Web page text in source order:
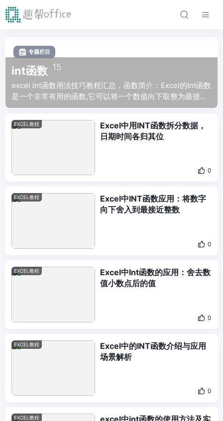
专题栏目
int函数 15
excel int函数用法技巧教程汇总，函数简介：Excel的Int函数
是一个非常有用的函数,它可以将一个数值向下取整为最接近
的整数。语法：INT(number)，Number需要进行向下舍入取
整的实数。
EXCEL教程
Excel中用INT函数拆分数据，
日期时间各归其位
0
EXCEL教程
Excel中INT函数应用：将数字
向下舍入到最接近整数
0
EXCEL教程
Excel中Int函数的应用：舍去数
值小数点后的值
0
EXCEL教程
Excel中的INT函数介绍与应用
场景解析
0
EXCEL教程